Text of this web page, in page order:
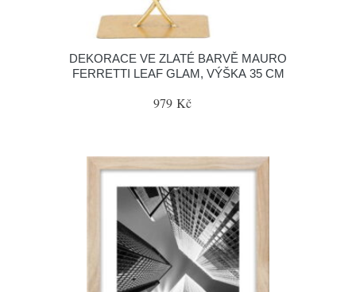
DEKORACE VE ZLATÉ BARVĚ MAURO
FERRETTI LEAF GLAM, VÝŠKA 35 CM
979 Kč